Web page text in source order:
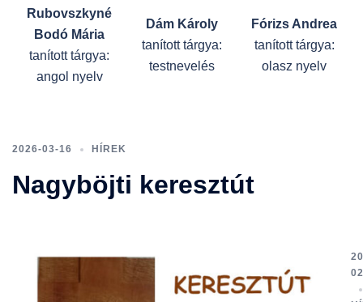
Rubovszkyné
Bodó Mária
tanított tárgya:
angol nyelv
Dám Károly
tanított tárgya:
testnevelés
Fórizs Andrea
tanított tárgya:
olasz nyelv
2026-03-16 HÍREK
Nagyböjti keresztút